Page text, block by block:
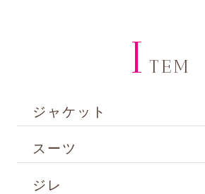
I TEM
ジャケット
スーツ
ジレ